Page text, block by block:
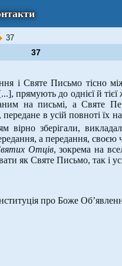
37
37
і Святе Письмо тісно
прямують до однієї й
на письмі, а Святе
в усій повноті їх
вірно зберігали,
а передання,
Отців, зокрема на
як Святе Письмо, так і
про Боже